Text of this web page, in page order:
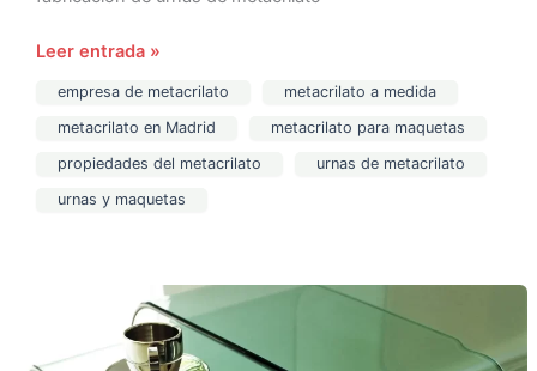
Leer entrada »
empresa de metacrilato
metacrilato a medida
metacrilato en Madrid
metacrilato para maquetas
propiedades del metacrilato
urnas de metacrilato
urnas y maquetas
elegir